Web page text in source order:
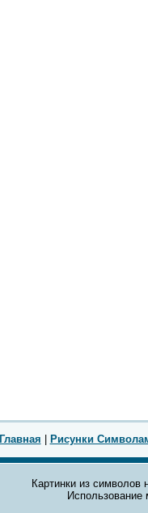
Главная Рисунки
Картинки из символов
Использование